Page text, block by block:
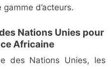
d’acteurs.
Nations Unies pour
Africaine
des Nations Unies, les